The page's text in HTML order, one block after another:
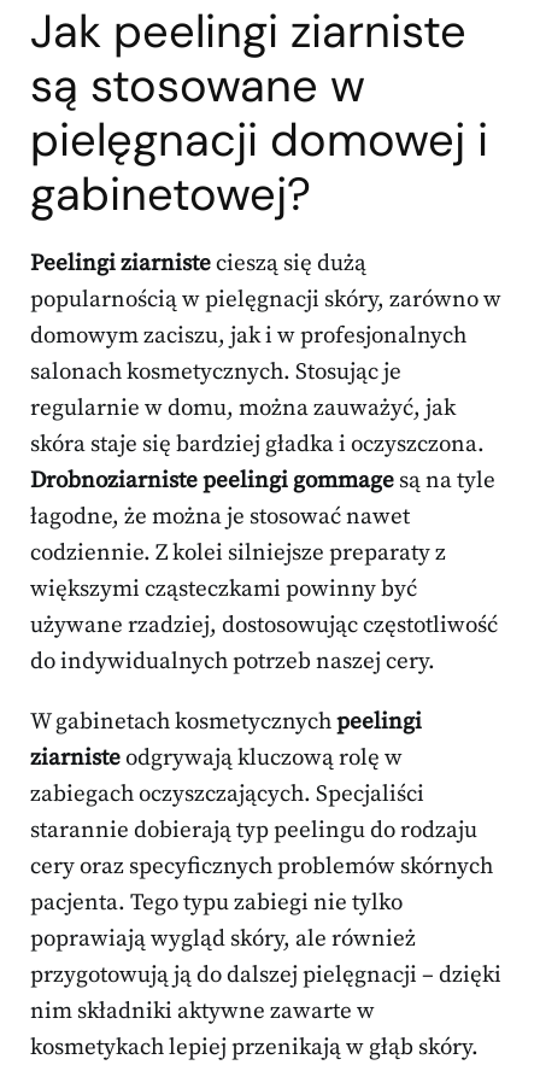
Jak peelingi ziarniste
są stosowane w
pielęgnacji domowej i
gabinetowej?
Peelingi ziarnistecieszą się dużą
popularnością w pielęgnacji skóry, zarówno w
domowym zaciszu, jak i w profesjonalnych
salonach kosmetycznych. Stosując je
regularnie w domu, można zauważyć, jak
skóra staje się bardziej gładka i oczyszczona.
Drobnoziarniste peelingi gommage są na tyle
łagodne, że można je stosować nawet
codziennie. Z kolei silniejsze preparaty z
większymi cząsteczkami powinny być
używane rzadziej, dostosowując częstotliwość
do indywidualnych potrzeb naszej cery.
W gabinetach kosmetycznychpeelingi
ziarnisteodgrywają kluczową rolę w
zabiegach oczyszczających. Specjaliści
starannie dobierają typ peelingu do rodzaju
cery oraz specyficznych problemów skórnych
pacjenta. Tego typu zabiegi nie tylko
poprawiają wygląd skóry, ale również
przygotowują ją do dalszej pielęgnacji – dzięki
nim składniki aktywne zawarte w
kosmetykach lepiej przenikają w głąb skóry.